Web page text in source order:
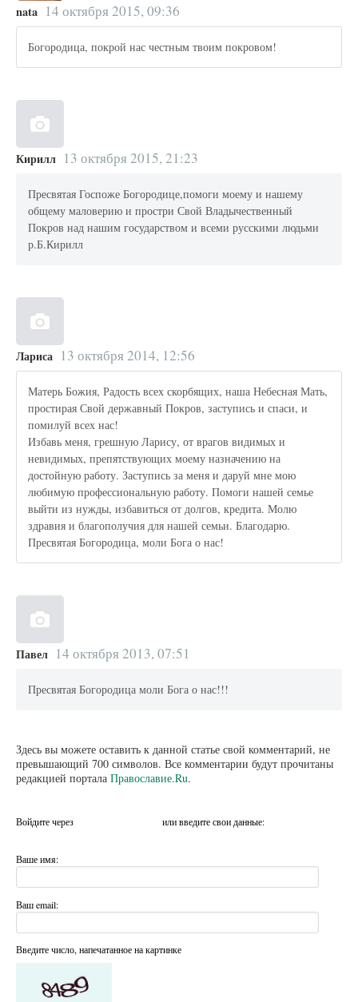
nata 14 октября 2015, 09:36
Богородица, покрой нас честным твоим покровом!
Кирилл 13 октября 2015, 21:23
Пресвятая Госпоже Богородице,помоги моему и нашему
общему маловерию и простри Свой Владычественный
Покров над нашим государством и всеми русскими людьми
р.Б.Кирилл
Лариса 13 октября 2014, 12:56
Матерь Божия, Радость всех скорбящих, наша Небесная Мать,
простирая Свой державный Покров, заступись и спаси, и
помилуй всех нас!
Избавь меня, грешную Ларису, от врагов видимых и
невидимых, препятствующих моему назначению на
достойную работу. Заступись за меня и даруй мне мою
любимую профессиональную работу. Помоги нашей семье
выйти из нужды, избавиться от долгов, кредита. Молю
здравия и благополучия для нашей семьи. Благодарю.
Пресвятая Богородица, моли Бога о нас!
Павел 14 октября 2013, 07:51
Пресвятая Богородица моли Бога о нас!!!
Здесь вы можете оставить к данной статье свой комментарий, не
превышающий 700 символов. Все комментарии будут прочитаны
редакцией портала Православие.Ru.
Войдите через или введите свои данные:
Ваше имя:
Ваш email:
Введите число, напечатанное на картинке